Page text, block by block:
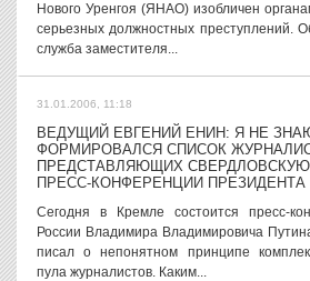
Нового Уренгоя (ЯНАО) изобличен
серьезных должностных преступлений.
служба заместителя...
31.01.2006, 11:18
ВЕДУЩИЙ ЕВГЕНИЙ ЕНИН: Я НЕ
ФОРМИРОВАЛСЯ СПИСОК
ПРЕДСТАВЛЯЮЩИХ
ПРЕСС-КОНФЕРЕНЦИИ
Сегодня в Кремле состоится пресс-
России Владимира Владимировича
писал о непонятном принципе
пула журналистов. Каким...